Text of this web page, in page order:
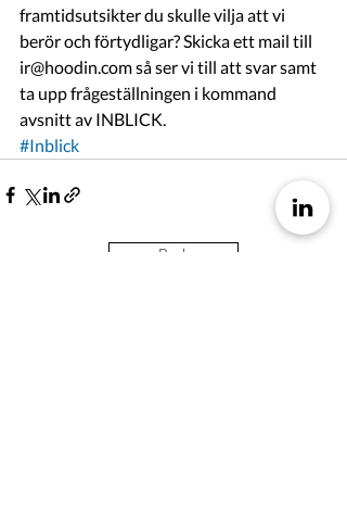
framtidsutsikter du skulle vilja att vi
berör och förtydligar? Skicka ett mail till
ir@hoodin.com så ser vi till att svar samt
ta upp frågeställningen i kommand
avsnitt av INBLICK.
#Inblick
Back